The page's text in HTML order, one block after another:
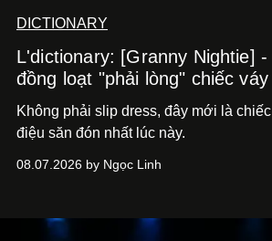
DICTIONARY
L'dictionary: [Granny Nightie]
đồng loạt "phải lòng" chiếc
Không phải slip dress, đây mới là
điệu săn đón nhất lúc này.
08.07.2026 by Ngọc Linh